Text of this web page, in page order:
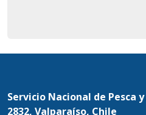
Servicio Nacional de Pesca
2832, Valparaíso, Chile